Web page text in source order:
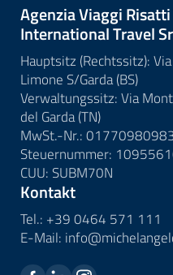
Agenzia Viaggi
International Travel
Hauptsitz (Rechtssitz):
Limone S/Garda (BS)
Verwaltungssitz: Via
del Garda (TN)
MwSt.-Nr.:
Steuernummer:
CUU: SUBM70N
Kontakt
Tel.: +39 0464 571 111
E-Mail: info@